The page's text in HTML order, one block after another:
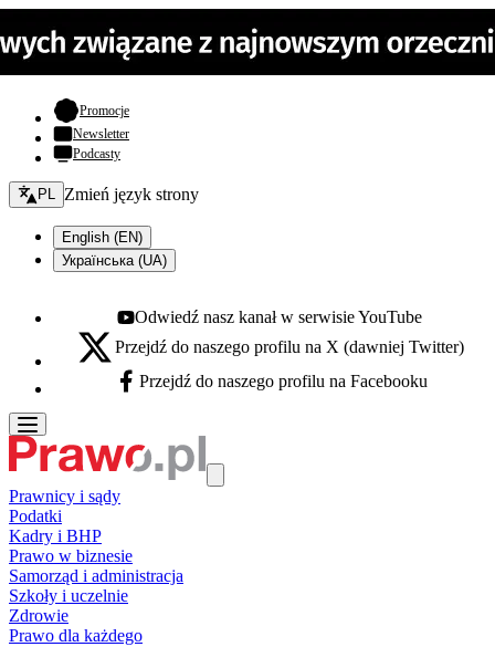
Promocje- otwiera się w nowej karcie
Newsletter
Podcasty
Zmień język - bieżący:
PL Zmień język strony
English (EN)
Українська (UA)
Youtube - otwiera się w nowej karcie
Odwiedź nasz kanał w serwisie YouTube
X - otwiera się w nowej karcie
Przejdź do naszego profilu na X (dawniej Twitter)
Facebook - otwiera się w nowej karcie
Przejdź do naszego profilu na Facebooku
Prawnicy i sądy
Podatki
Kadry i BHP
Prawo w biznesie
Samorząd i administracja
Szkoły i uczelnie
Zdrowie
Prawo dla każdego